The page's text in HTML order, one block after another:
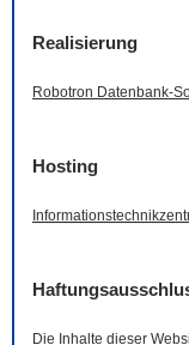
Realisierung
Robotron Datenbank-
Hosting
Die Inhalte dieser